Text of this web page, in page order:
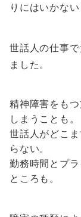
りにはいかない
世話人の仕事
ました。
精神障害をも
しまうことも。
世話人がどこ
らない。
勤務時間とプ
ところも。